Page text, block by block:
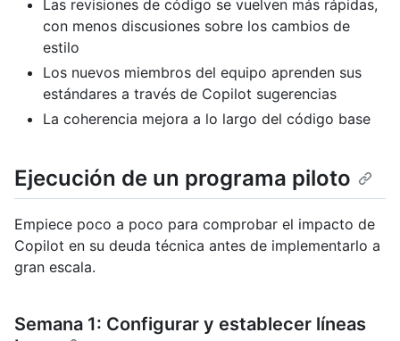
Las revisiones de código se vuelven más rápidas,
con menos discusiones sobre los cambios de
estilo
Los nuevos miembros del equipo aprenden sus
estándares a través de Copilot sugerencias
La coherencia mejora a lo largo del código base
Ejecución de un programa piloto
Empiece poco a poco para comprobar el impacto de
Copilot en su deuda técnica antes de implementarlo a
gran escala.
Semana 1: Configurar y establecer líneas